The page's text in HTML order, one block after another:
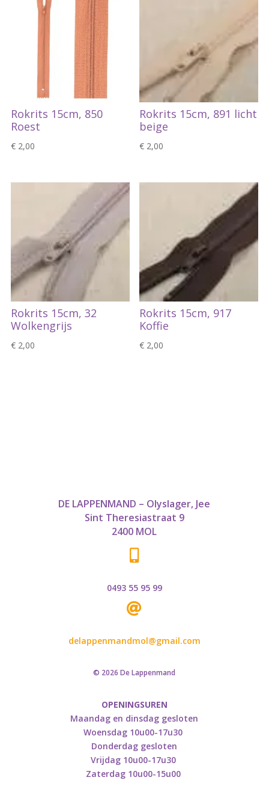
Rokrits 15cm, 850
Roest
€2,00
Rokrits 15cm, 891 licht
beige
€ 2,00
Rokrits 15cm, 32
Wolkengrijs
€2,00
Rokrits 15cm, 917
Koffie
€ 2,00
DE LAPPENMAND – Olyslager, Jee
Sint Theresiastraat 9
2400 MOL

0493 55 95 99

delappenmandmol@gmail.com
© 2026 De Lappenmand
OPENINGSUREN
Maandag en dinsdag gesloten
Woensdag 10u00-17u30
Donderdag gesloten
Vrijdag 10u00-17u30
Zaterdag 10u00-15u00